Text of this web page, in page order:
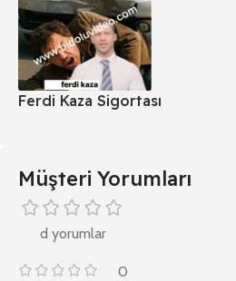
Ferdi Kaza Sigortası
Müşteri Yorumları
d yorumlar
0